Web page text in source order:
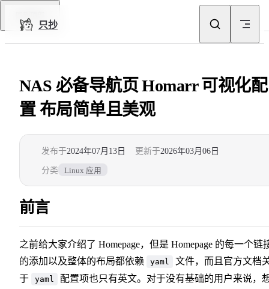
只抄
NAS 必备导航页 Homarr 可视化配
置 布局简单且美观
发布于2024年07月13日 更新于2026年03月06日
分类 Linux 应用
前言
之前给大家介绍了 Homepage，但是 Homepage 的每一个链
的添加以及整体的布局都依赖
yaml
文件，而且官方文档
于
yaml
配置项也只有英文。对于没有基础的用户来说，